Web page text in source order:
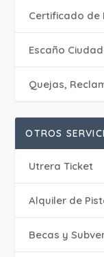
Certificado de
Escaño
Quejas,
OTROS
Utrera Ticket
Alquiler de
Becas y